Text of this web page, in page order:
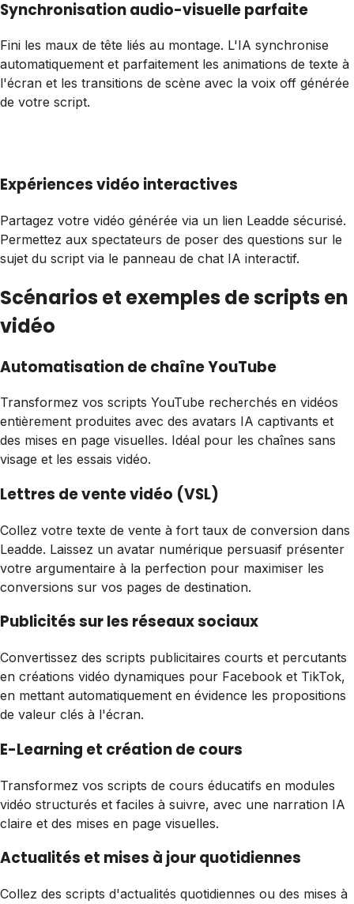
Synchronisation audio-visuelle parfaite
Fini les maux de tête liés au montage. L'IA synchronise
automatiquement et parfaitement les animations de texte à
l'écran et les transitions de scène avec la voix off générée
de votre script.
Expériences vidéo interactives
Partagez votre vidéo générée via un lien Leadde sécurisé.
Permettez aux spectateurs de poser des questions sur le
sujet du script via le panneau de chat IA interactif.
Scénarios et exemples de scripts en
vidéo
Automatisation de chaîne YouTube
Transformez vos scripts YouTube recherchés en vidéos
entièrement produites avec des avatars IA captivants et
des mises en page visuelles. Idéal pour les chaînes sans
visage et les essais vidéo.
Lettres de vente vidéo (VSL)
Collez votre texte de vente à fort taux de conversion dans
Leadde. Laissez un avatar numérique persuasif présenter
votre argumentaire à la perfection pour maximiser les
conversions sur vos pages de destination.
Publicités sur les réseaux sociaux
Convertissez des scripts publicitaires courts et percutants
en créations vidéo dynamiques pour Facebook et TikTok,
en mettant automatiquement en évidence les propositions
de valeur clés à l'écran.
E-Learning et création de cours
Transformez vos scripts de cours éducatifs en modules
vidéo structurés et faciles à suivre, avec une narration IA
claire et des mises en page visuelles.
Actualités et mises à jour quotidiennes
Collez des scripts d'actualités quotidiennes ou des mises à